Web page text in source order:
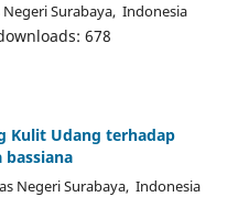
Surabaya, Indonesia
678
Kulit Udang terhadap
bassiana
Negeri Surabaya, Indonesia